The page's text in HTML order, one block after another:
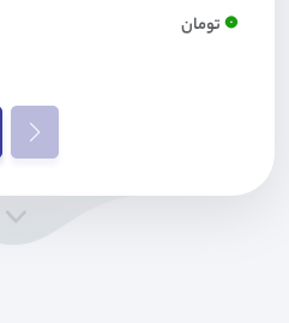
0تومان